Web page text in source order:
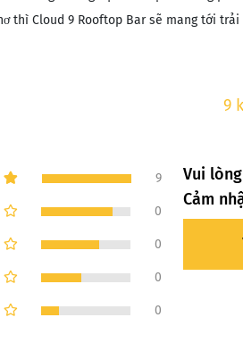
thì Cloud 9 Rooftop Bar sẽ mang tới
9
9
0
0
0
0
Vui
Cảm